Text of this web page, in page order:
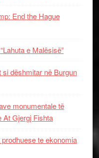
End the Hague
e Malësisë”
dëshmitar në Burgun
monumentale të
At Gjergj Fishta
te ekonomia